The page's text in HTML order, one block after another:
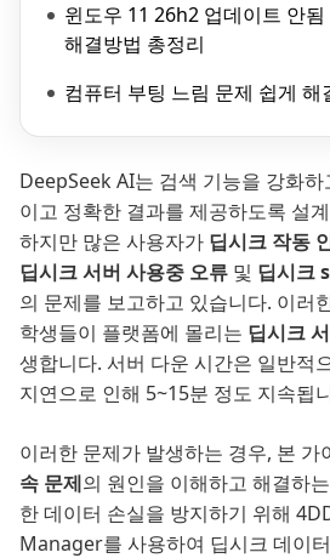
윈도우 11 26h2 업데이트 안
해결방법 총정리
컴퓨터 부팅 느림 문제 쉽게 해
DeepSeek AI는 검색 기능을 강화
이고 정확한 결과를 제공하도록 설
하지만 많은 사용자가 딥시크 작동
딥시크 서버 사용중 오류 및 딥시크
의 문제를 보고하고 있습니다. 이러
학생들이 플랫폼에 몰리는 딥시크
생합니다. 서버 다운 시간은 일반적
지연으로 인해 5~15분 정도 지속됩
이러한 문제가 발생하는 경우, 본 가
속 문제의 원인을 이해하고 해결하
한 데이터 손실을 방지하기 위해
Manager를 사용하여 딥시크 데이